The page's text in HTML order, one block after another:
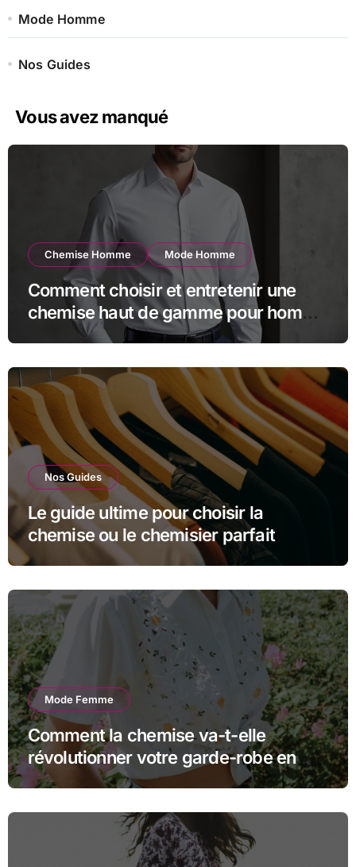
Mode Homme
Nos Guides
Vous avez manqué
Chemise Homme Mode Homme
Comment choisir et entretenir une
chemise haut de gamme pour homme
Nos Guides
Le guide ultime pour choisir la
chemise ou le chemisier parfait
Mode Femme
Comment la chemise va-t-elle
révolutionner votre garde-robe en
2024 ?